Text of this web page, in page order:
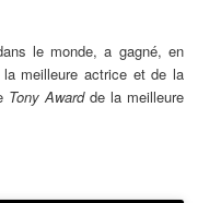
le monde, a gagné, en
meilleure actrice et de la
Tony Awardde la meilleure